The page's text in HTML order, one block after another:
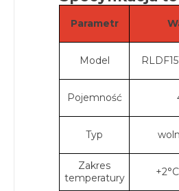
Parametr
Model
Pojemność
Typ
Zakres
temperatury